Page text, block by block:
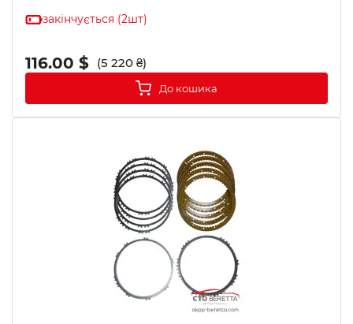
закінчується (2шт)
116.00 $ (5 220 ₴)
До кошика